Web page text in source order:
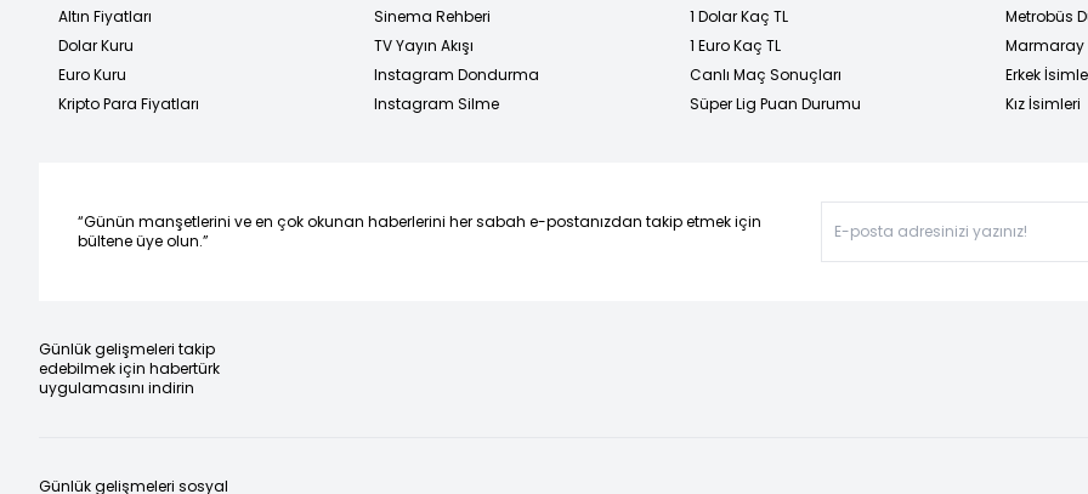
Altın Fiyatları
Dolar Kuru
Euro Kuru
Kripto Para Fiyatları
Sinema Rehberi
TV Yayın Akışı
Instagram Dondurma
Instagram Silme
1 Dolar Kaç TL
1 Euro Kaç TL
Canlı Maç Sonuçları
Süper Lig Puan Durumu
Metrobüs
Marmaray
Erkek
Kız İsimleri
“Günün manşetlerini ve en çok okunan haberlerini her sabah e-postanızdan takip etmek için
bültene üye olun.”
Günlük gelişmeleri takip
edebilmek için habertürk
uygulamasını indirin
Günlük gelişmeleri sosyal